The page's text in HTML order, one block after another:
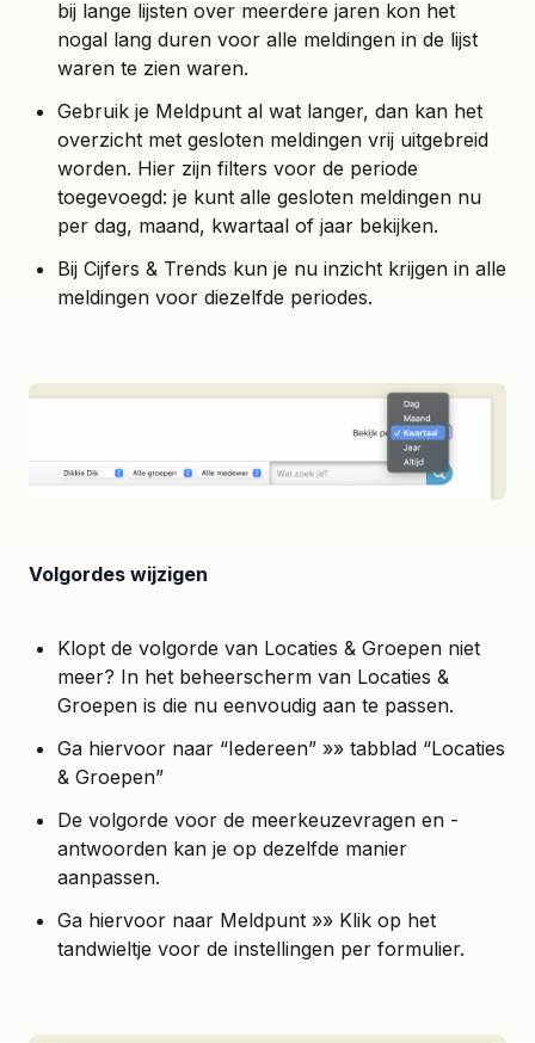
bij lange lijsten over meerdere jaren kon het
nogal lang duren voor alle meldingen in de lijst
waren te zien waren.
Gebruik je Meldpunt al wat langer, dan kan het
overzicht met gesloten meldingen vrij uitgebreid
worden. Hier zijn filters voor de periode
toegevoegd: je kunt alle gesloten meldingen nu
per dag, maand, kwartaal of jaar bekijken.
Bij Cijfers & Trends kun je nu inzicht krijgen in alle
meldingen voor diezelfde periodes.
Volgordes wijzigen
Klopt de volgorde van Locaties & Groepen niet
meer? In het beheerscherm van Locaties &
Groepen is die nu eenvoudig aan te passen.
Ga hiervoor naar “Iedereen” »» tabblad “Locaties
& Groepen”
De volgorde voor de meerkeuzevragen en -
antwoorden kan je op dezelfde manier
aanpassen.
Ga hiervoor naar Meldpunt »» Klik op het
tandwieltje voor de instellingen per formulier.